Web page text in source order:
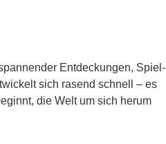
Entdeckungen, Spiel-
sich rasend schnell – es
die Welt um sich herum